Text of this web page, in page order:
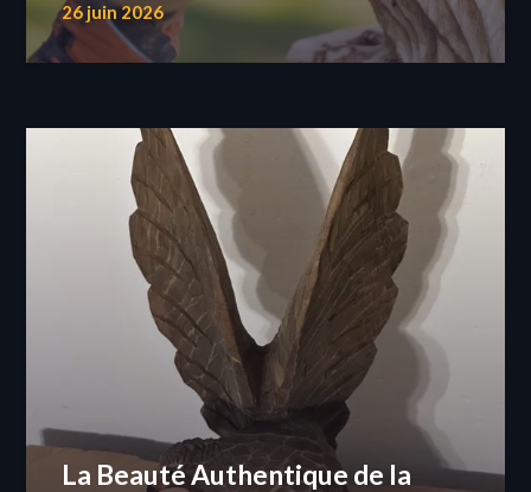
26 juin 2026
La Beauté Authentique de la